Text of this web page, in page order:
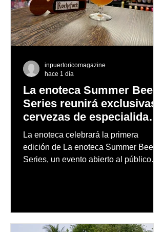
La enoteca Summer Beer
Series reunirá exclusivas
cervezas de especialidad
en un evento abierto al
público
La enoteca celebrará la primera
edición de La enoteca Summer Beer
Series, un evento abierto al público
experiencia
inpuertoricomagazine
hace 1 día